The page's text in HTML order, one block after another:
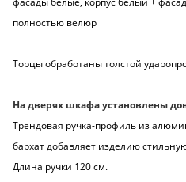
полностью велюр
Торцы обработаны толстой
На дверях шкафа установлены
Трендовая ручка-профиль из
бархат добавляет изделию
Длина ручки 120 см.